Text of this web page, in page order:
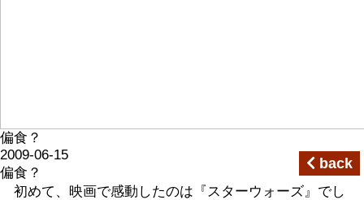
偏食？
2009-06-15
偏食？
back
初めて、映画で感動したのは『スターウォーズ』でし